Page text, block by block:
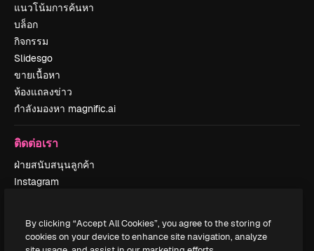
แนวโน้มการค้นหา
บล็อก
กิจกรรม
Slidesgo
ขายเนื้อหา
ห้องแถลงข่าว
กำลังมองหา magnific.ai
ติดต่อเรา
ฝ่ายสนับสนุนลูกค้า
Instagram
TikTok
By clicking “Accept All Cookies”, you agree to the storing of
cookies on your device to enhance site navigation, analyze